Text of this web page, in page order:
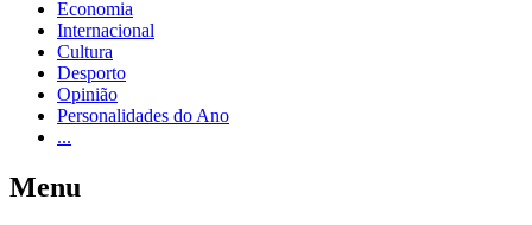
Economia
Internacional
Cultura
Desporto
Opinião
Personalidades do Ano
...
Menu